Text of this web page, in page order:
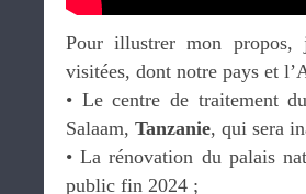
Pour illustrer mon propos,
visitées, dont notre pays et
•⁠ ⁠Le centre de traitement
Salaam, Tanzanie, qui sera
•⁠ ⁠La rénovation du palais
public fin 2024 ;